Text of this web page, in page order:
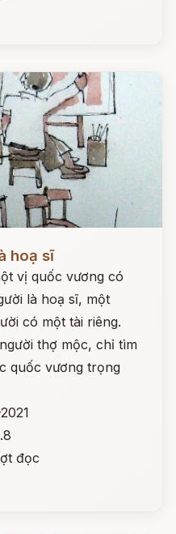
hoạ sĩ
vị quốc vương có
là hoạ sĩ, một
có một tài riêng.
thợ mộc, chỉ tìm
quốc vương trọng
đọc